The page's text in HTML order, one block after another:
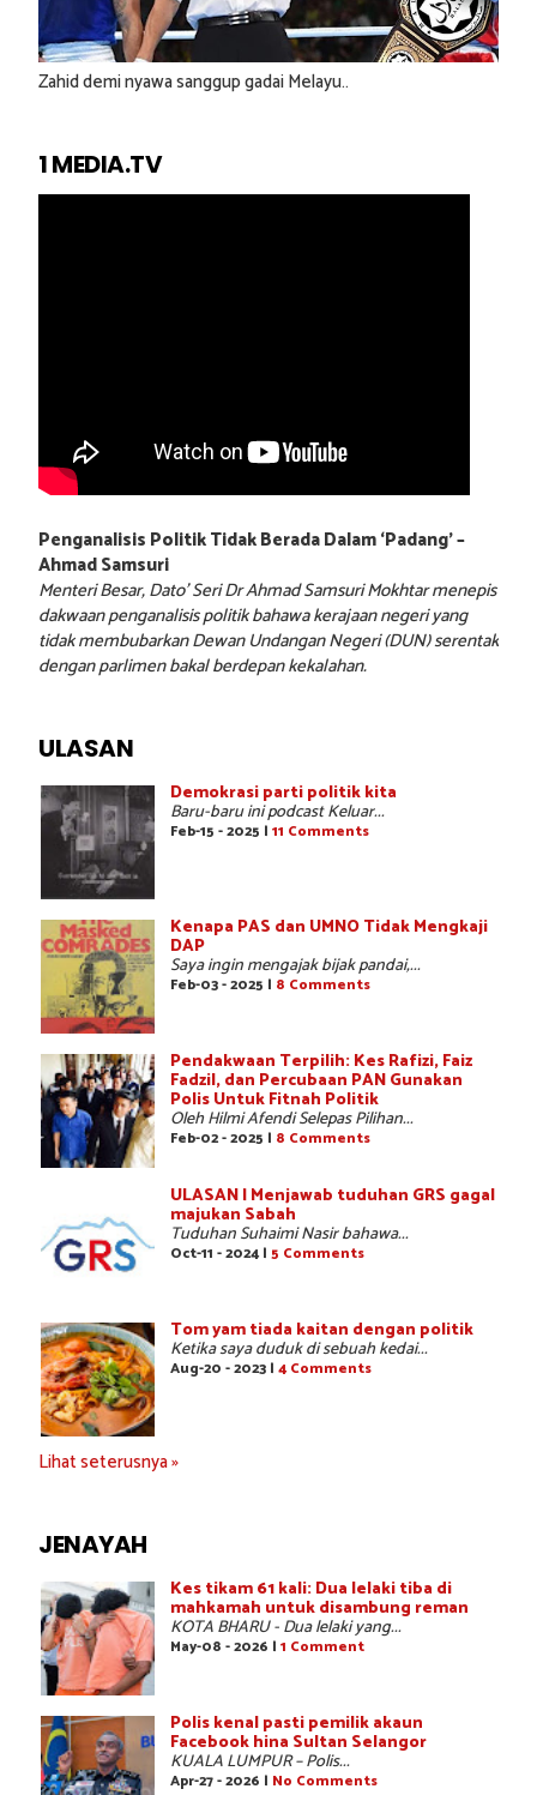
Zahid demi nyawa sanggup gadai Melayu..
1 MEDIA.TV
Penganalisis Politik Tidak Berada Dalam ‘Padang’ –
Ahmad Samsuri
Menteri Besar, Dato’ Seri Dr Ahmad Samsuri Mokhtar menepis
dakwaan penganalisis politik bahawa kerajaan negeri yang
tidak membubarkan Dewan Undangan Negeri (DUN) serentak
dengan parlimen bakal berdepan kekalahan.
ULASAN
Demokrasi parti politik kita
Baru-baru ini podcast Keluar...
Feb-15 - 2025 | 11 Comments
Kenapa PAS dan UMNO Tidak Mengkaji
DAP
Saya ingin mengajak bijak pandai,...
Feb-03 - 2025 | 8 Comments
Pendakwaan Terpilih: Kes Rafizi, Faiz
Fadzil, dan Percubaan PAN Gunakan
Polis Untuk Fitnah Politik
Oleh Hilmi Afendi Selepas Pilihan...
Feb-02 - 2025 | 8 Comments
ULASAN | Menjawab tuduhan GRS gagal
majukan Sabah
Tuduhan Suhaimi Nasir bahawa...
Oct-11 - 2024 | 5 Comments
Tom yam tiada kaitan dengan politik
Ketika saya duduk di sebuah kedai...
Aug-20 - 2023 | 4 Comments
Lihat seterusnya »
JENAYAH
Kes tikam 61 kali: Dua lelaki tiba di
mahkamah untuk disambung reman
KOTA BHARU - Dua lelaki yang...
May-08 - 2026 | 1 Comment
Polis kenal pasti pemilik akaun
Facebook hina Sultan Selangor
KUALA LUMPUR – Polis...
Apr-27 - 2026 | No Comments